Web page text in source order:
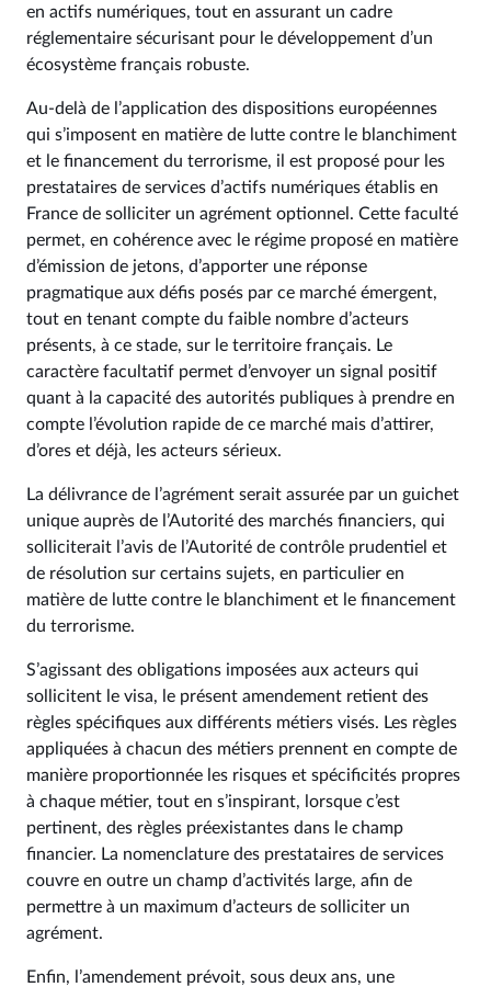
en actifs numériques, tout en assurant un cadre
réglementaire sécurisant pour le développement d’un
écosystème français robuste.
Au-delà de l’application des dispositions européennes
qui s’imposent en matière de lutte contre le blanchiment
et le financement du terrorisme, il est proposé pour les
prestataires de services d’actifs numériques établis en
France de solliciter un agrément optionnel. Cette faculté
permet, en cohérence avec le régime proposé en matière
d’émission de jetons, d’apporter une réponse
pragmatique aux défis posés par ce marché émergent,
tout en tenant compte du faible nombre d’acteurs
présents, à ce stade, sur le territoire français. Le
caractère facultatif permet d’envoyer un signal positif
quant à la capacité des autorités publiques à prendre en
compte l’évolution rapide de ce marché mais d’attirer,
d’ores et déjà, les acteurs sérieux.
La délivrance de l’agrément serait assurée par un guichet
unique auprès de l’Autorité des marchés financiers, qui
solliciterait l’avis de l’Autorité de contrôle prudentiel et
de résolution sur certains sujets, en particulier en
matière de lutte contre le blanchiment et le financement
du terrorisme.
S’agissant des obligations imposées aux acteurs qui
sollicitent le visa, le présent amendement retient des
règles spécifiques aux différents métiers visés. Les règles
appliquées à chacun des métiers prennent en compte de
manière proportionnée les risques et spécificités propres
à chaque métier, tout en s’inspirant, lorsque c’est
pertinent, des règles préexistantes dans le champ
financier. La nomenclature des prestataires de services
couvre en outre un champ d’activités large, afin de
permettre à un maximum d’acteurs de solliciter un
agrément.
Enfin, l’amendement prévoit, sous deux ans, une